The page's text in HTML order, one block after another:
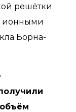
решётки
ионными
Борна-